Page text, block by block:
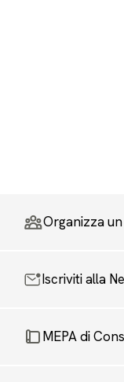
Organizza
Iscriviti alla
MEPA di